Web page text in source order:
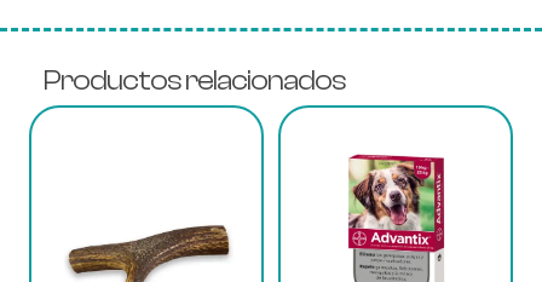
Productos relacionados